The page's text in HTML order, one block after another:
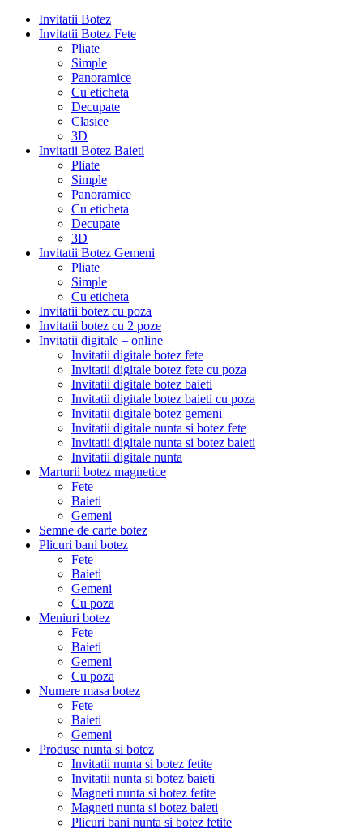
Invitatii Botez
Invitatii Botez Fete
Pliate
Simple
Panoramice
Cu eticheta
Decupate
Clasice
3D
Invitatii Botez Baieti
Pliate
Simple
Panoramice
Cu eticheta
Decupate
3D
Invitatii Botez Gemeni
Pliate
Simple
Cu eticheta
Invitatii botez cu poza
Invitatii botez cu 2 poze
Invitatii digitale – online
Invitatii digitale botez fete
Invitatii digitale botez fete cu poza
Invitatii digitale botez baieti
Invitatii digitale botez baieti cu poza
Invitatii digitale botez gemeni
Invitatii digitale nunta si botez fete
Invitatii digitale nunta si botez baieti
Invitatii digitale nunta
Marturii botez magnetice
Fete
Baieti
Gemeni
Semne de carte botez
Plicuri bani botez
Fete
Baieti
Gemeni
Cu poza
Meniuri botez
Fete
Baieti
Gemeni
Cu poza
Numere masa botez
Fete
Baieti
Gemeni
Produse nunta si botez
Invitatii nunta si botez fetite
Invitatii nunta si botez baieti
Magneti nunta si botez fetite
Magneti nunta si botez baieti
Plicuri bani nunta si botez fetite